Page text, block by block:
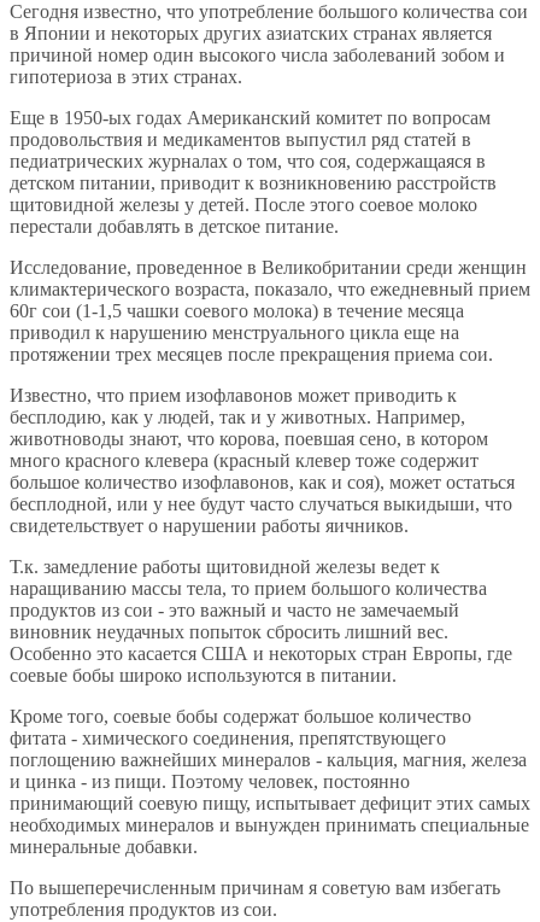
Сегодня известно, что употребление большого количества сои
в Японии и некоторых других азиатских странах является
причиной номер один высокого числа заболеваний зобом и
гипотериоза в этих странах.
Еще в 1950-ых годах Американский комитет по вопросам
продовольствия и медикаментов выпустил ряд статей в
педиатрических журналах о том, что соя, содержащаяся в
детском питании, приводит к возникновению расстройств
щитовидной железы у детей. После этого соевое молоко
перестали добавлять в детское питание.
Исследование, проведенное в Великобритании среди женщин
климактерического возраста, показало, что ежедневный прием
60г сои (1-1,5 чашки соевого молока) в течение месяца
приводил к нарушению менструального цикла еще на
протяжении трех месяцев после прекращения приема сои.
Известно, что прием изофлавонов может приводить к
бесплодию, как у людей, так и у животных. Например,
животноводы знают, что корова, поевшая сено, в котором
много красного клевера (красный клевер тоже содержит
большое количество изофлавонов, как и соя), может остаться
бесплодной, или у нее будут часто случаться выкидыши, что
свидетельствует о нарушении работы яичников.
Т.к. замедление работы щитовидной железы ведет к
наращиванию массы тела, то прием большого количества
продуктов из сои - это важный и часто не замечаемый
виновник неудачных попыток сбросить лишний вес.
Особенно это касается США и некоторых стран Европы, где
соевые бобы широко используются в питании.
Кроме того, соевые бобы содержат большое количество
фитата - химического соединения, препятствующего
поглощению важнейших минералов - кальция, магния, железа
и цинка - из пищи. Поэтому человек, постоянно
принимающий соевую пищу, испытывает дефицит этих самых
необходимых минералов и вынужден принимать специальные
минеральные добавки.
По вышеперечисленным причинам я советую вам избегать
употребления продуктов из сои.